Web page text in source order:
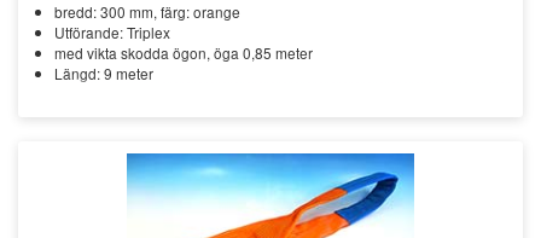
bredd: 300 mm, färg: orange
Utförande: Triplex
med vikta skodda ögon, öga 0,85 meter
Längd: 9 meter